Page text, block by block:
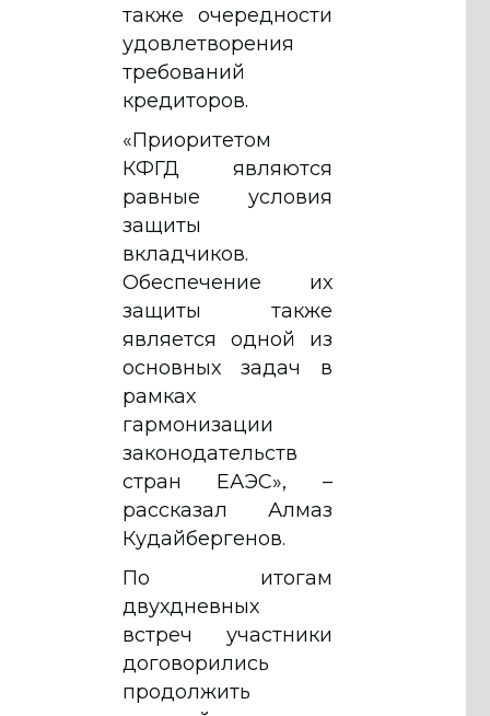
также очередности
удовлетворения
требований
кредиторов.
«Приоритетом
КФГД являются
равные условия
защиты
вкладчиков.
Обеспечение их
защиты также
является одной из
основных задач в
рамках
гармонизации
законодательств
стран ЕАЭС», –
рассказал Алмаз
Кудайбергенов.
По итогам
двухдневных
встреч участники
договорились
продолжить